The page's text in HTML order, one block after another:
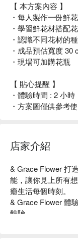
【 本方案內容 】
・每人製作一份鮮
・學習鮮花材搭配
・認識不同花材的
・成品預估寬度
・現場可加購花瓶
【 貼心提醒 】
・體驗時間 : 2 小時
・方案圖僅供參考
店家介紹
& Grace Flower 打
能，讓你見上所有
癒生活每個時刻。
& Grace Flower 體
體驗